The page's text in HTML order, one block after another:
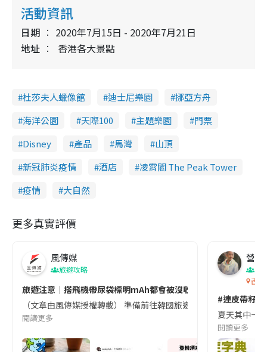
活動資訊
日期
2020年7月15日 - 2020年7月21日
地址
香港各大景點
杜莎夫人蠟像館 迪士尼樂園
挪亞方舟
海洋公園
天際100 主題樂園
門票
Disney
產品 馬灣
山頂
新冠肺炎疫情
酒店
凌霄閣 The Peak Tower
疫情
大自然
更多真實評價
風傳媒
旅遊攻略
旅遊注意｜搭飛機帶尿袋標明mAh都會被沒收😱出發前切記檢查
（文章由風傳媒授權轉載） 準備前往韓國旅遊的民眾，近期要
閱讀更多
營養
香港
#連皮帶籽
夏天其中一
閱讀更多